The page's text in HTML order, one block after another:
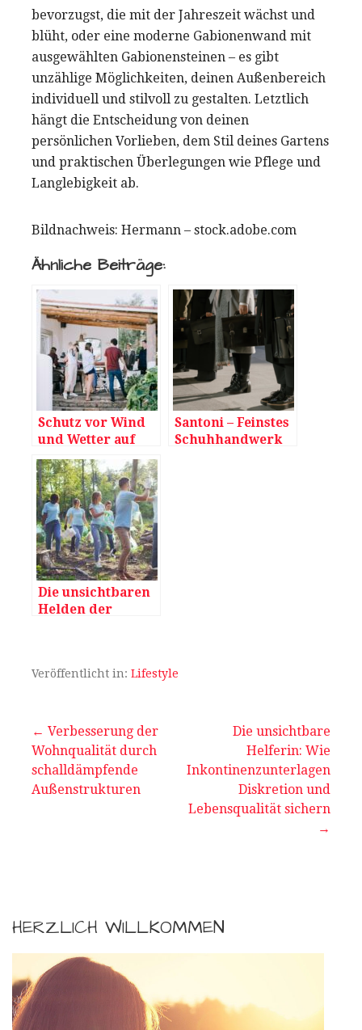
bevorzugst, die mit der Jahreszeit wächst und
blüht, oder eine moderne Gabionenwand mit
ausgewählten Gabionensteinen – es gibt
unzählige Möglichkeiten, deinen Außenbereich
individuell und stilvoll zu gestalten. Letztlich
hängt die Entscheidung von deinen
persönlichen Vorlieben, dem Stil deines Gartens
und praktischen Überlegungen wie Pflege und
Langlebigkeit ab.
Bildnachweis: Hermann – stock.adobe.com
Ähnliche Beiträge:
Schutz vor Wind
und Wetter auf
der Terrasse
Santoni – Feinstes
Schuhhandwerk
Die unsichtbaren
Helden der
effizienten
Veröffentlicht in: Lifestyle
Beitragsnavigation
← Verbesserung der
Wohnqualität durch
schalldämpfende
Außenstrukturen
Die unsichtbare
Helferin: Wie
Inkontinenzunterlagen
Diskretion und
Lebensqualität sichern
→
HERZLICH WILLKOMMEN